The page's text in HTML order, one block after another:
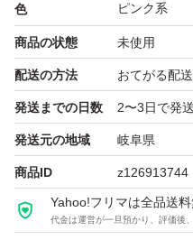
色 ピンク系
商品の状態 未使用
配送の方法 おてがる配
発送までの日数 2〜3日で発送
発送元の地域 岐阜県
商品ID z126913744
Yahoo!フリマは全品送
代金は運営が一旦預かり、評価後